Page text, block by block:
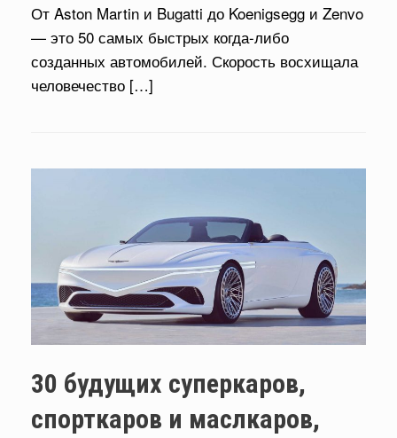
От Aston Martin и Bugatti до Koenigsegg и Zenvo
— это 50 самых быстрых когда-либо
созданных автомобилей. Скорость восхищала
человечество […]
30 будущих суперкаров,
спорткаров и маслкаров,